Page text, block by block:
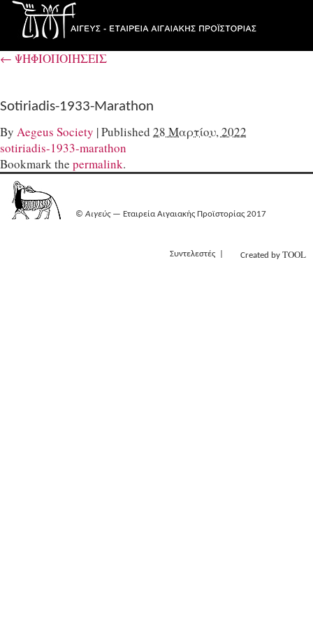
← ΨΗΦΙΟΠΟΙΗΣΕΙΣ
Sotiriadis-1933-Marathon
By Aegeus Society |Published 28 Μαρτίου, 2022
sotiriadis-1933-marathon
Bookmark the permalink.
©Αιγεύς— Εταιρεία Αιγαιακής Προϊστορίας 2017
Συντελεστές Created by TOOL